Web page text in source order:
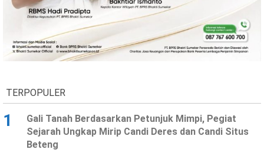
TERPOPULER
1
Gali Tanah Berdasarkan Petunjuk Mimpi, Pegiat
Sejarah Ungkap Mirip Candi Deres dan Candi Situs
Beteng